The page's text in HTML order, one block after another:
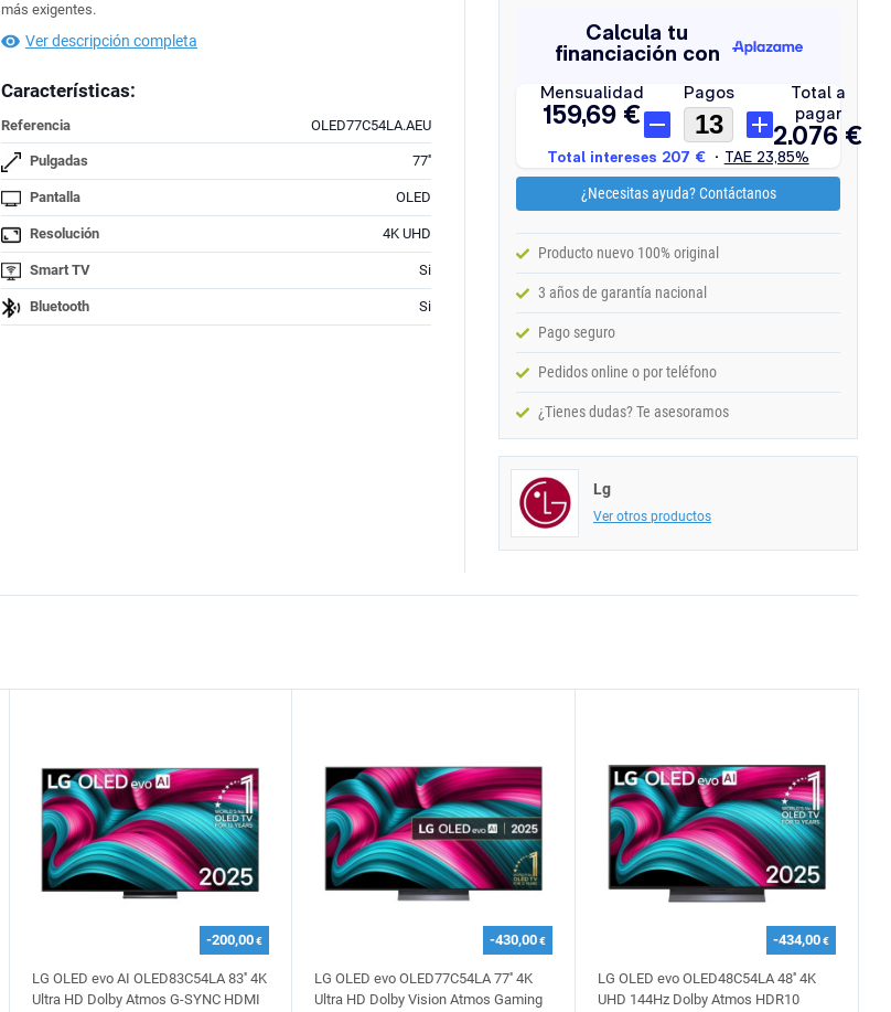
más exigentes.
Ver descripción completa
Características:
Referencia OLED77C54LA.AEU
Pulgadas 77''
Pantalla OLED
Resolución 4K UHD
Smart TV Si
Bluetooth Si
¿Necesitas ayuda? Contáctanos
Producto nuevo 100% original
3 años de garantía nacional
Pago seguro
Pedidos online o por teléfono
¿Tienes dudas? Te asesoramos
Lg
Ver otros productos
-200,00€
LG OLED evo AI OLED83C54LA 83'' 4K
Ultra HD Dolby Atmos G-SYNC HDMI
-430,00€
LG OLED evo OLED77C54LA 77'' 4K
Ultra HD Dolby Vision Atmos Gaming
-434,00€
LG OLED evo OLED48C54LA 48'' 4K
UHD 144Hz Dolby Atmos HDR10